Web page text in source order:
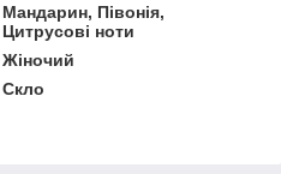
Мандарин, Півонія,
Цитрусові ноти
Жіночий
Скло